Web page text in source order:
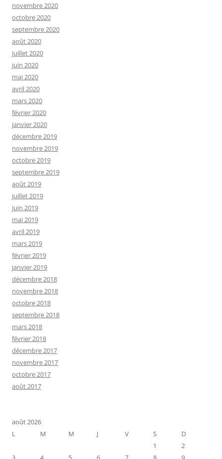
novembre 2020
octobre 2020
septembre 2020
août 2020
juillet 2020
juin 2020
mai 2020
avril 2020
mars 2020
février 2020
janvier 2020
décembre 2019
novembre 2019
octobre 2019
septembre 2019
août 2019
juillet 2019
juin 2019
mai 2019
avril 2019
mars 2019
février 2019
janvier 2019
décembre 2018
novembre 2018
octobre 2018
septembre 2018
mars 2018
février 2018
décembre 2017
novembre 2017
octobre 2017
août 2017
août 2026
L
M M J V S
D
1
2